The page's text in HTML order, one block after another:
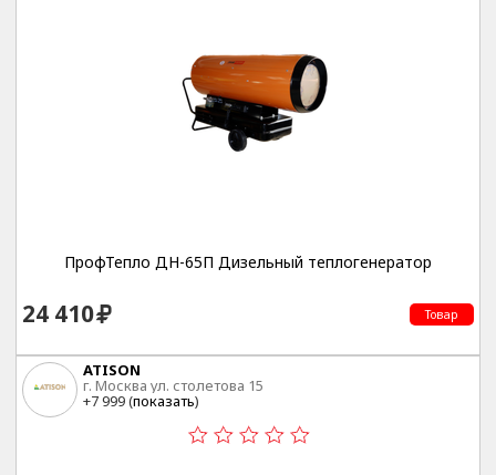
ПрофТепло ДН-65П Дизельный теплогенератор
24 410 Товар
ATISON
г. Москва ул. столетова 15
+7 999 (показать)